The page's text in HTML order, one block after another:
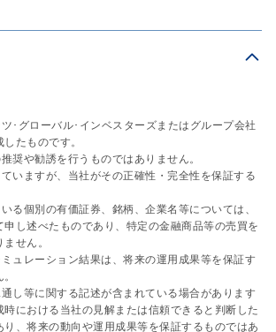
･グローバル･インベスターズまたはグループ会社
たものです。
奨や勧誘を行うものではありません。
いますが、当社がその正確性・完全性を保証する
る個別の有価証券、銘柄、企業名等については、
し述べたものであり、特定の金融商品等の売買を
せん。
ュレーション結果は、将来の運用成果等を保証す
し等に関する記述が含まれている場合があります
における当社の見解または信頼できると判断した
、将来の動向や運用成果等を保証するものではあ